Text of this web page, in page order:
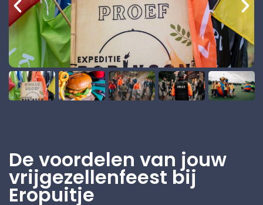
De voordelen van jouw
vrijgezellenfeest bij
Eropuitje